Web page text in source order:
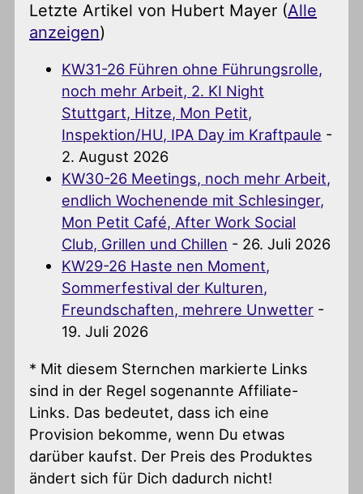
Letzte Artikel von Hubert Mayer (Alle
anzeigen)
KW31-26 Führen ohne Führungsrolle,
noch mehr Arbeit, 2. KI Night
Stuttgart, Hitze, Mon Petit,
Inspektion/HU, IPA Day im Kraftpaule -
2. August 2026
KW30-26 Meetings, noch mehr Arbeit,
endlich Wochenende mit Schlesinger,
Mon Petit Café, After Work Social
Club, Grillen und Chillen - 26. Juli 2026
KW29-26 Haste nen Moment,
Sommerfestival der Kulturen,
Freundschaften, mehrere Unwetter -
19. Juli 2026
* Mit diesem Sternchen markierte Links
sind in der Regel sogenannte Affiliate-
Links. Das bedeutet, dass ich eine
Provision bekomme, wenn Du etwas
darüber kaufst. Der Preis des Produktes
ändert sich für Dich dadurch nicht!